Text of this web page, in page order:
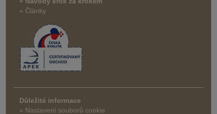
» Články
Důležité informace
» Nastavení souborů cookie